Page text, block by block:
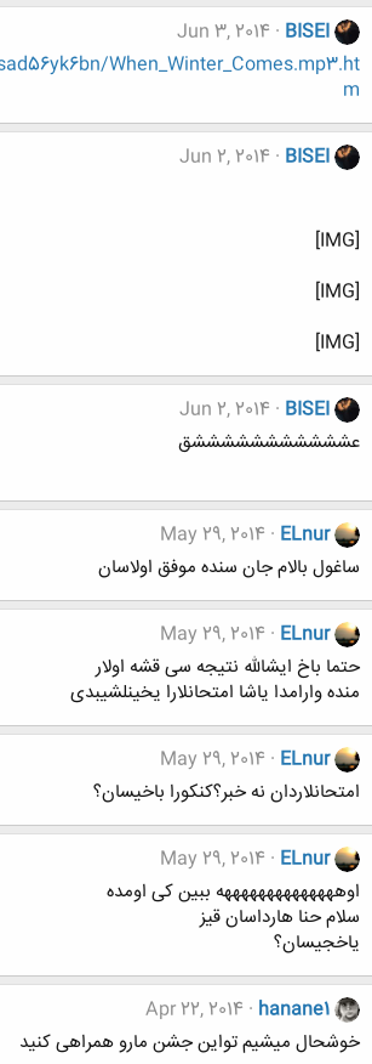
BISEI
Jun 3, 2014
When_Winter_Comes.mp3.ht
m
BISEI
Jun 2, 2014
[IMG]
[IMG]
[IMG]
BISEI
Jun 2, 2014
عشششششششششششق
ELnur
May 29, 2014
ساغول بالام جان سنده موفق اولاسان
ELnur
May 29, 2014
حتما باخ ایشالله نتیجه سی قشه اولار
منده وارامدا یاشا امتحانلارا یخینلشیبدی
ELnur
May 29, 2014
امتحانلاردان نه خبر؟کنکورا باخیسان؟
ELnur
May 29, 2014
اوههههههههههههههه ببین کی اومده
سلام حنا هارداسان قیز
یاخجیسان؟
hanane1
Apr 22, 2014
خوشحال میشیم تواین جشن مارو همراهی کنید